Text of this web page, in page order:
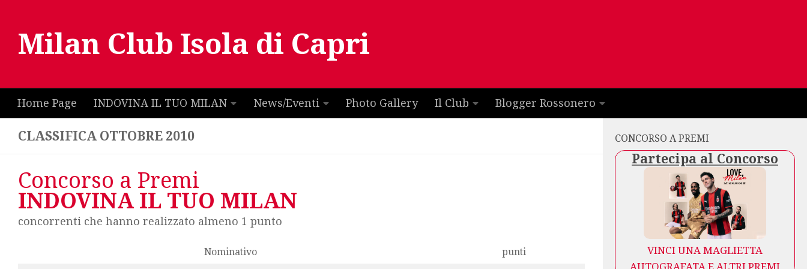
Milan Club Isola di Capri
Home Page INDOVINA IL TUO MILAN News/Eventi Photo Gallery Il Club Blogger Rossonero
CLASSIFICA OTTOBRE 2010
Concorso a Premi
INDOVINA IL TUO MILAN
concorrenti che hanno realizzato almeno 1 punto
Nominativo punti
CONCORSO A PREMI
Partecipa al Concorso
VINCI UNA MAGLIETTA
AUTOGRAFATA E ALTRI PREMI